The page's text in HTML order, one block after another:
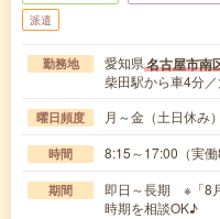
派遣
勤務地 愛知県名古屋市南
柴田駅から車4分
曜日頻度 月～金（土日休み）
時間 8:15～17:00（実働
期間
即日～長期 ※「8
時期を相談OK♪